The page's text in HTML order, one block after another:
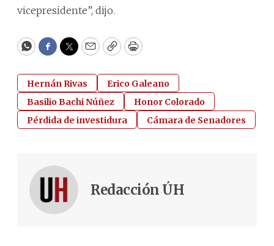
vicepresidente”, dijo.
WhatsApp
Facebook
Twitter
EmailCopyPrint
Hernán Rivas
Erico Galeano
Basilio Bachi Núñez
Honor Colorado
Pérdida de investidura
Cámara de Senadores
Redacción ÚH